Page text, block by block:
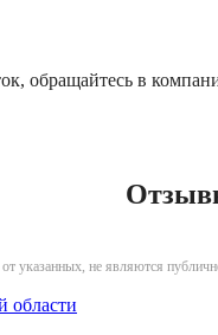
обращайтесь в
указанных, не являются
области